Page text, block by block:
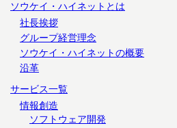
ソウケイ・ハイネットとは
社長挨拶
グループ経営理念
ソウケイ・ハイネットの概要
沿革
サービス一覧
情報創造
ソフトウェア開発